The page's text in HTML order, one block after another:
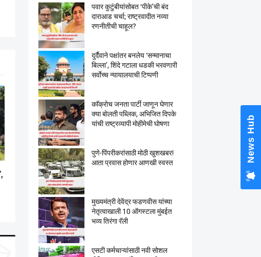
पवार कुटुंबीयांसोबत ‘पीके’ची बंद
दाराआड चर्चा; राष्ट्रवादीत नव्या
रणनीतीची चाहूल?
दुर्दैवाने पक्षांतर बनलेय ‘सन्मानाचा
बिल्ला’, शिंदे गटाला धडकी भरवणारी
सर्वाेच्च न्यायालयाची टिप्पणी
काॅक्राेच जनता पार्टी जाणून घेणार
क्या बाेलती पब्लिक, अभिजित दिपके
यांची राष्ट्रव्यापी माेहीमेची घाेषणा
पुणे-पिंपरीकरांसाठी मोठी खुशखबर!
आता प्रवास होणार आणखी स्वस्त
मुख्यमंत्री देवेंद्र फडणवीस यांच्या
नेतृत्वाखाली 10 ऑगस्टला मुंबईत
भव्य तिरंगा रॅली
एसटी कर्मचाऱ्यांसाठी नवी सोशल
News Hub